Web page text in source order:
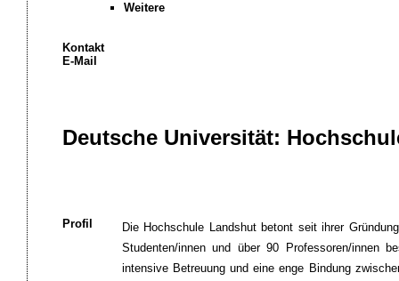
Weitere
Kontakt
E-Mail
Deutsche Universität:
Profil
Die Hochschule Landshut betont seit ihrer
Studenten/innen und über 90 Professoren/innen
intensive Betreuung und eine enge Bindung